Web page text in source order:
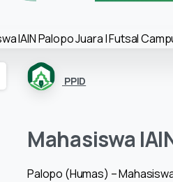
PPID
Mahasiswa
Palopo (Humas) –